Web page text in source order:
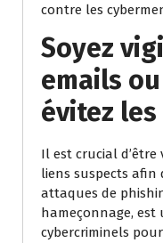
contre les
Soyez
emails
évitez
Il est crucial
liens suspects afin
attaques de
hameçonnage,
cybercriminels